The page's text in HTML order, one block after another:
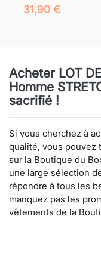
31,90 €
Acheter LOT
Homme
sacrifié !
Si vous cherchez à
qualité, vous pouvez
sur la Boutique du
une large sélection
répondre à tous les
manquez pas les
vêtements de la